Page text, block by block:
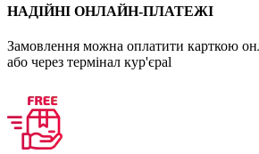
НАДІЙНІ ОНЛАЙН-ПЛАТЕЖІ
Замовлення можна оплатити карткою
або через термінал кур'єраl